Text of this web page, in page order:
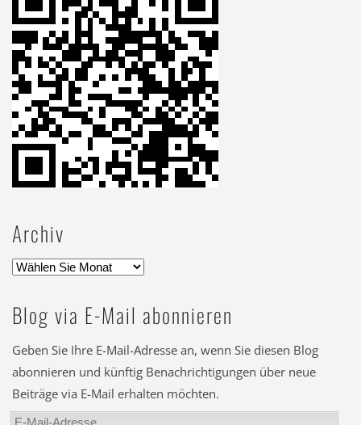
Archiv
Blog via E-Mail abonnieren
Geben Sie Ihre E-Mail-Adresse an, wenn Sie diesen Blog
abonnieren und künftig Benachrichtigungen über neue
Beiträge via E-Mail erhalten möchten.
E-